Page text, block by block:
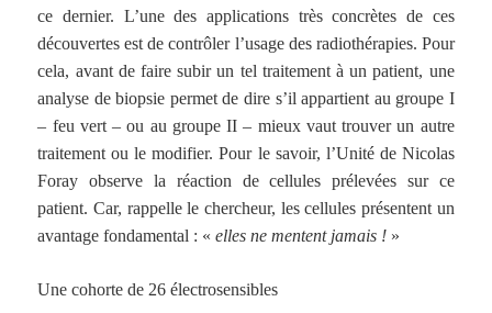
ce dernier. L’une des applications très concrètes de ces
découvertes est de contrôler l’usage des radiothérapies. Pour
cela, avant de faire subir un tel traitement à un patient, une
analyse de biopsie permet de dire s’il appartient au groupe I
– feu vert – ou au groupe II – mieux vaut trouver un autre
traitement ou le modifier. Pour le savoir, l’Unité de Nicolas
Foray observe la réaction de cellules prélevées sur ce
patient. Car, rappelle le chercheur, les cellules présentent un
avantage fondamental : «elles ne mentent jamais ! »
Une cohorte de 26 électrosensibles